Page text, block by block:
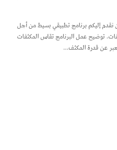
نقدم إليكم برنامج تطبيقي بسيط من أجل
توضيح عمل البرنامج تقاس المكثفات